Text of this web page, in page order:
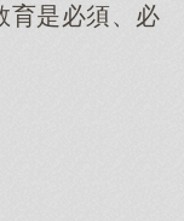
育是必須、必